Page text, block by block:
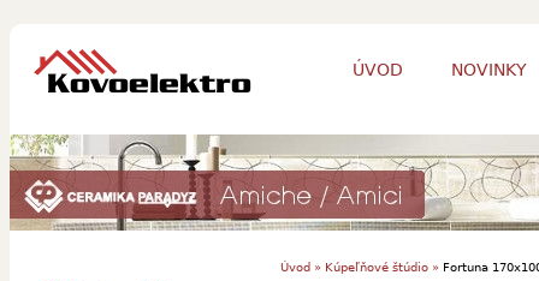
ÚVOD NOVINKY
Úvod » Kúpeľňové štúdio »Fortuna